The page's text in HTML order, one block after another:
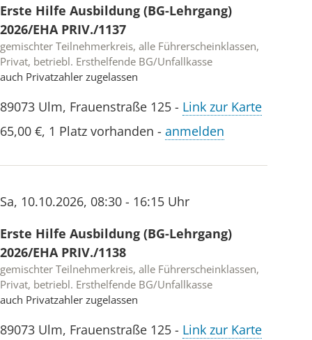
Erste Hilfe Ausbildung (BG-Lehrgang)
2026/EHA PRIV./1137
gemischter Teilnehmerkreis, alle Führerscheinklassen,
Privat, betriebl. Ersthelfende BG/Unfallkasse
auch Privatzahler zugelassen
89073 Ulm, Frauenstraße 125 - Link zur Karte
65,00 €, 1 Platz vorhanden - anmelden
Sa, 10.10.2026, 08:30 - 16:15 Uhr
Erste Hilfe Ausbildung (BG-Lehrgang)
2026/EHA PRIV./1138
gemischter Teilnehmerkreis, alle Führerscheinklassen,
Privat, betriebl. Ersthelfende BG/Unfallkasse
auch Privatzahler zugelassen
89073 Ulm, Frauenstraße 125 - Link zur Karte